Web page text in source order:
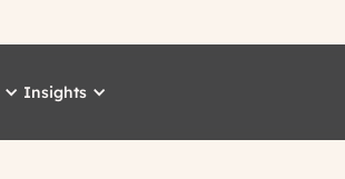
Insights